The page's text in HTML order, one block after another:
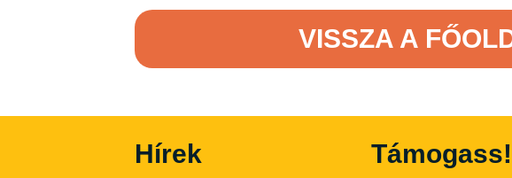
VISSZA A
Hírek Támogass!